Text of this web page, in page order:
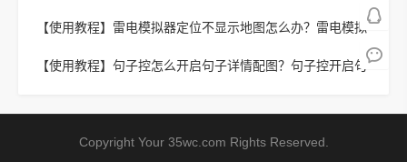
【使用教程】 雷电模拟器定位不显示地图怎么办？雷电模拟
【使用教程】 句子控怎么开启句子详情配图？句子控开启句
Copyright Your 35wc.com Rights Reserved.